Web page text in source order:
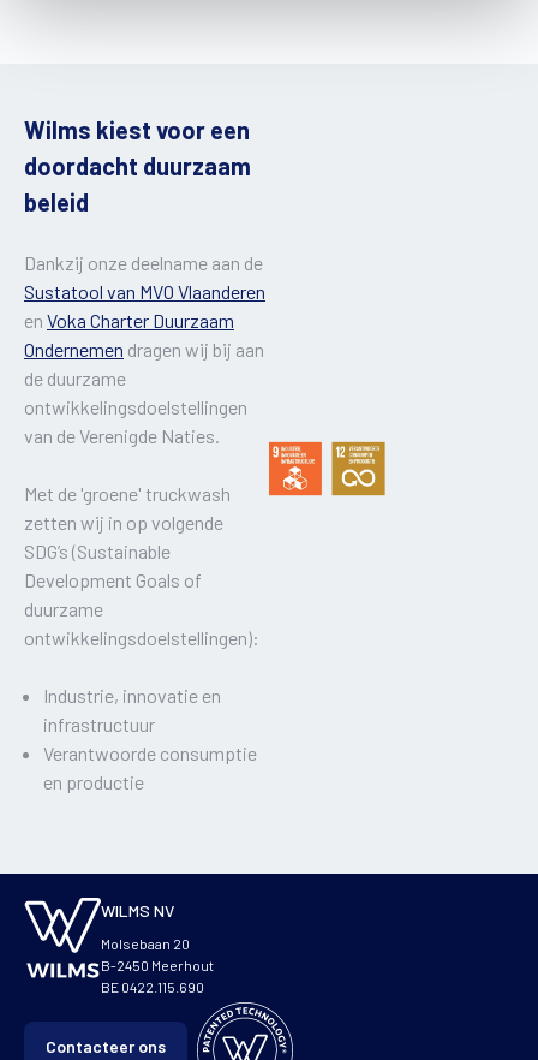
Wilms kiest voor een
doordacht duurzaam
beleid
Dankzij onze deelname aan de
Sustatool van MVO Vlaanderen
en Voka Charter Duurzaam
Ondernemen dragen wij bij aan
de duurzame
ontwikkelingsdoelstellingen
van de Verenigde Naties.
Met de 'groene' truckwash
zetten wij in op volgende
SDG’s (Sustainable
Development Goals of
duurzame
ontwikkelingsdoelstellingen):
Industrie, innovatie en
infrastructuur
Verantwoorde consumptie
en productie
WILMS NV
Molsebaan 20
B-2450 Meerhout
BE 0422.115.690
Contacteer ons